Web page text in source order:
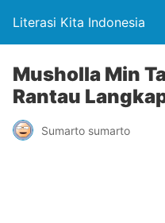
Literasi Kita Indonesia
Musholla Min
Rantau
Sumarto sumarto